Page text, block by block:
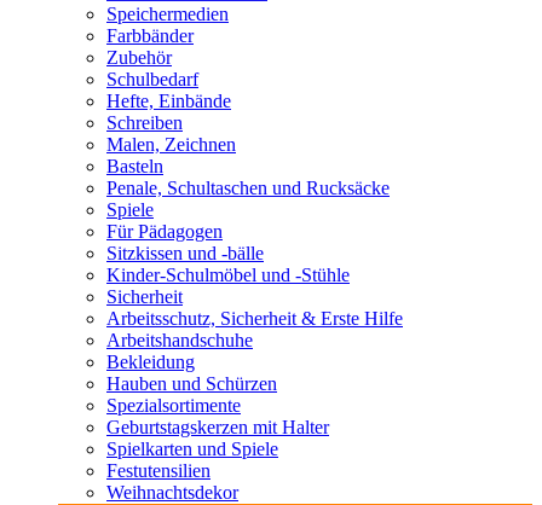
Speichermedien
Farbbänder
Zubehör
Schulbedarf
Hefte, Einbände
Schreiben
Malen, Zeichnen
Basteln
Penale, Schultaschen und Rucksäcke
Spiele
Für Pädagogen
Sitzkissen und -bälle
Kinder-Schulmöbel und -Stühle
Sicherheit
Arbeitsschutz, Sicherheit & Erste Hilfe
Arbeitshandschuhe
Bekleidung
Hauben und Schürzen
Spezialsortimente
Geburtstagskerzen mit Halter
Spielkarten und Spiele
Festutensilien
Weihnachtsdekor